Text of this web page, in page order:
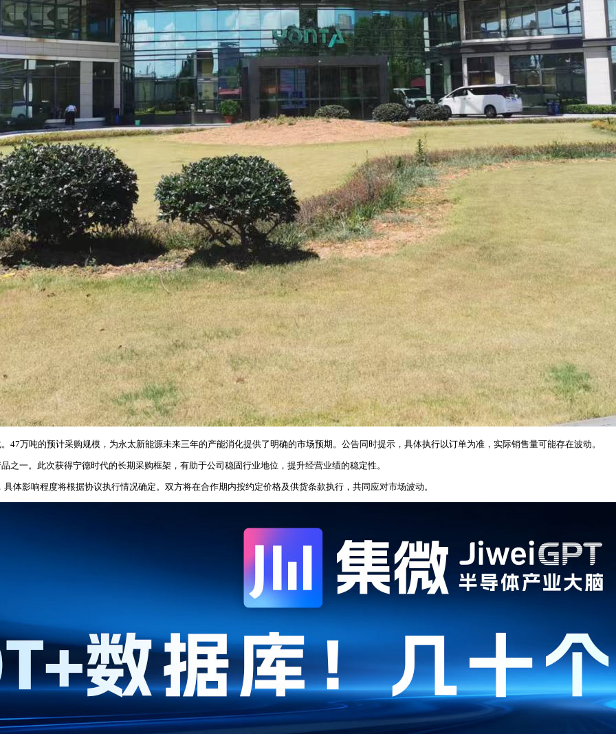
万吨的预计采购规模，为永太新能源未来三年的产能消化提供了明确的市场预期。公告同时提示，具体执行以订单为准，实际销售量可能存在波动。
一。此次获得宁德时代的长期采购框架，有助于公司稳固行业地位，提升经营业绩的稳定性。
体影响程度将根据协议执行情况确定。双方将在合作期内按约定价格及供货条款执行，共同应对市场波动。